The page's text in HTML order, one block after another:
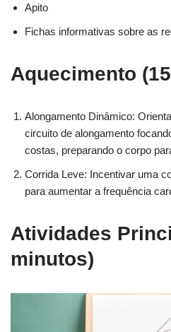
Apito
Fichas informativas sobre as
Aquecimento
Alongamento Dinâmico:
circuito de alongamento
costas, preparando o corpo
Corrida Leve: Incentivar uma
para aumentar a frequência
Atividades
minutos)